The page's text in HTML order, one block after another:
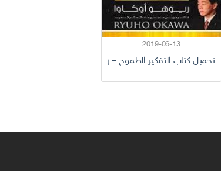
2019-06-13
تحميل كتاب التفكير الطموح – ريوهو أوكاوا pdf